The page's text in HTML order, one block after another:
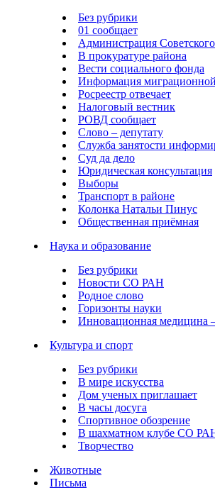
Без рубрики
01 сообщает
Администрация
В прокуратуре района
Вести социального фонда
Информация
Росреестр отвечает
Налоговый вестник
РОВД сообщает
Слово – депутату
Служба занятости
Суд да дело
Юридическая консультация
Выборы
Транспорт в районе
Колонка Натальи Пинус
Общественная приёмная
Наука и образование
Без рубрики
Новости СО РАН
Родное слово
Горизонты науки
Инновационная медицина
Культура и спорт
Без рубрики
В мире искусства
Дом ученых приглашает
В часы досуга
Спортивное обозрение
В шахматном клубе СО
Творчество
Животные
Письма